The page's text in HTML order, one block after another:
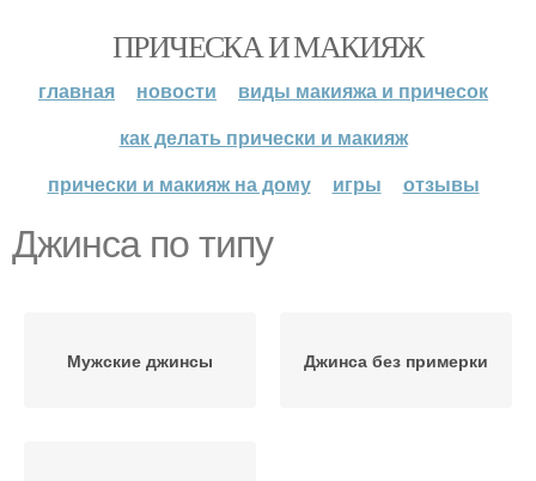
ПРИЧЕСКА И МАКИЯЖ
главная новости
виды макияжа и причесок
как делать прически и макияж
прически и макияж на дому
игры отзывы
Джинса по типу
Мужские джинсы Джинса без примерки